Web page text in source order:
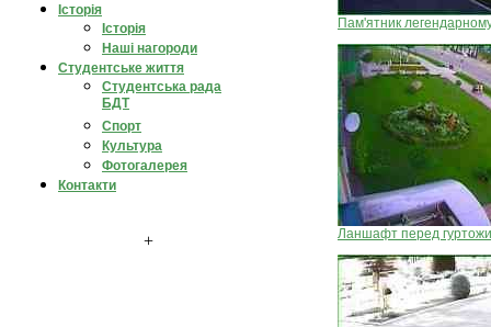
Історія
Історія
Наші нагороди
Студентське життя
Студентська рада
БДТ
Спорт
Культура
Фотогалерея
Контакти
+
Пам'ятник
Ланшафт перед